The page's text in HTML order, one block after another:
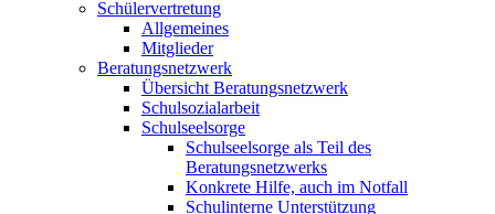
Schülervertretung
Allgemeines
Mitglieder
Beratungsnetzwerk
Übersicht Beratungsnetzwerk
Schulsozialarbeit
Schulseelsorge
Schulseelsorge als Teil des
Beratungsnetzwerks
Konkrete Hilfe, auch im Notfall
Schulinterne Unterstützung